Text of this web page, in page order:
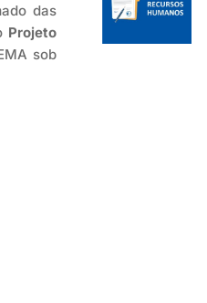
das
Projeto
sob